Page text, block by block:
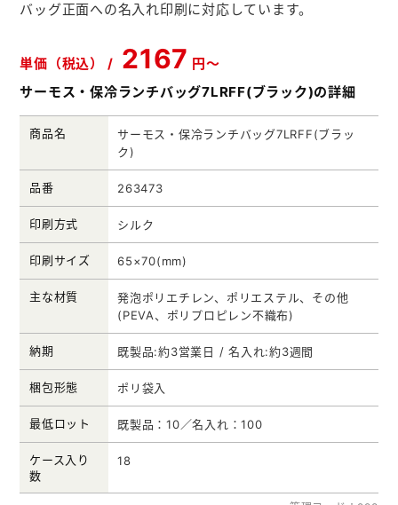
クリアファイル本舗
ウェットティッシュ本舗
うちわ本舗
扇子本舗
バッグ正面への名入れ印刷に対応しています。
単価（税込） / 2167 円～
サーモス・保冷ランチバッグ7LRFF(ブラック)の詳細
商品名
サーモス・保冷ランチバッグ7LRFF(ブラッ
ク)
品番 263473
印刷方式 シルク
印刷サイズ 65×70(mm)
主な材質
発泡ポリエチレン、ポリエステル、その他
(PEVA、ポリプロピレン不織布)
納期 既製品:約3営業日 / 名入れ:約3週間
梱包形態 ポリ袋入
最低ロット 既製品：10／名入れ：100
ケース入り
数
18